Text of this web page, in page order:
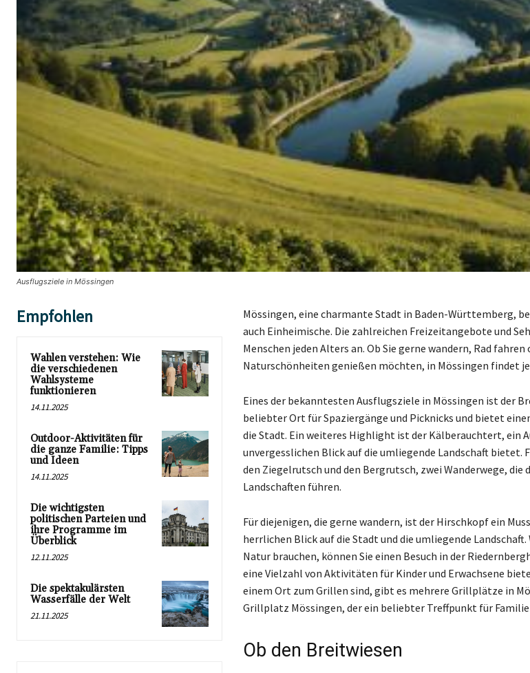
Ausflugsziele in Mössingen
Empfohlen
Wahlen verstehen: Wie
die verschiedenen
Wahlsysteme
funktionieren
14.11.2025
Outdoor-Aktivitäten für
die ganze Familie: Tipps
und Ideen
14.11.2025
Die wichtigsten
politischen Parteien und
ihre Programme im
Überblick
12.11.2025
Die spektakulärsten
Wasserfälle der Welt
21.11.2025
Mössingen, eine charmante Stadt in Baden-Württemberg,
auch Einheimische. Die zahlreichen Freizeitangebote und
Menschen jeden Alters an. Ob Sie gerne wandern, Rad fahren
Naturschönheiten genießen möchten, in Mössingen findet
Eines der bekanntesten Ausflugsziele in Mössingen ist der
beliebter Ort für Spaziergänge und Picknicks und bietet
die Stadt. Ein weiteres Highlight ist der Kälberauchtert, ein
unvergesslichen Blick auf die umliegende Landschaft bietet.
den Ziegelrutsch und den Bergrutsch, zwei Wanderwege, die
Landschaften führen.
Für diejenigen, die gerne wandern, ist der Hirschkopf ein
herrlichen Blick auf die Stadt und die umliegende Landschaft.
Natur brauchen, können Sie einen Besuch in der
eine Vielzahl von Aktivitäten für Kinder und Erwachsene
einem Ort zum Grillen sind, gibt es mehrere Grillplätze in
Grillplatz Mössingen, der ein beliebter Treffpunkt für
Ob den Breitwiesen